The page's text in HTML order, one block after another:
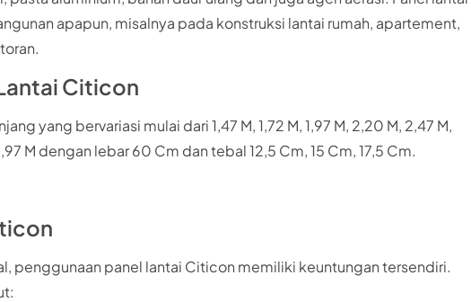
apapun, misalnya pada konstruksi lantai rumah, apartement,
Citicon
yang bervariasi mulai dari 1,47 M, 1,72 M, 1,97 M, 2,20 M, 2,47 M,
M dengan lebar 60 Cm dan tebal 12,5 Cm, 15 Cm, 17,5 Cm.
penggunaan panel lantai Citicon memiliki keuntungan tersendiri.